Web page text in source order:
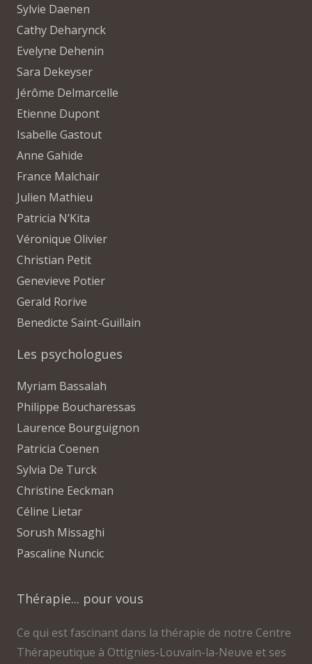
Sylvie Daenen
Cathy Deharynck
Evelyne Dehenin
Sara Dekeyser
Jérôme Delmarcelle
Etienne Dupont
Isabelle Gastout
Anne Gahide
France Malchair
Julien Mathieu
Patricia N’Kita
Véronique Olivier
Christian Petit
Genevieve Potier
Gerald Rorive
Benedicte Saint-Guillain
Les psychologues
Myriam Bassalah
Philippe Boucharessas
Laurence Bourguignon
Patricia Coenen
Sylvia De Turck
Christine Eeckman
Céline Lietar
Sorush Missaghi
Pascaline Nuncic
Thérapie... pour vous
Ce qui est fascinant dans la thérapie de notre Centre
Thérapeutique à Ottignies-Louvain-la-Neuve et ses